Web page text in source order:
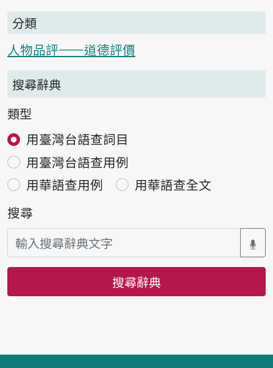
分類
人物品評——道德評價
搜尋辭典
類型
用臺灣台語查詞目
用臺灣台語查用例
用華語查用例
用華語查全文
搜尋
搜尋辭典